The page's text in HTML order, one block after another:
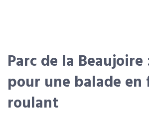
Parc de la
pour une balade
roulant